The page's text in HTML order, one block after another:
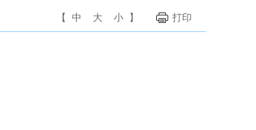
【 中 大 小 】 打印